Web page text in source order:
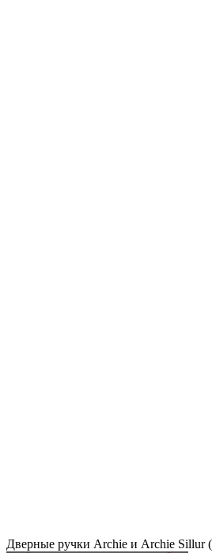
Дверные ручки Archie и Archie Sillur